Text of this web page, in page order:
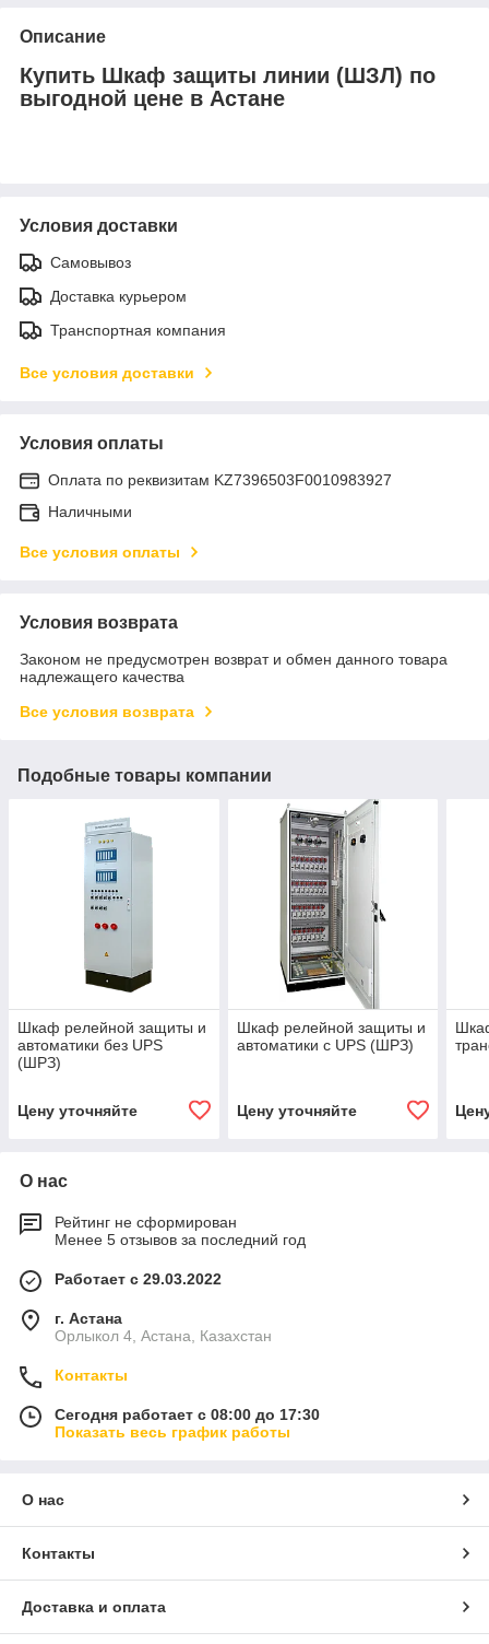
Описание
Купить Шкаф защиты линии (ШЗЛ) по
выгодной цене в Астане
Условия доставки
Самовывоз
Доставка курьером
Транспортная компания
Все условия доставки
Условия оплаты
Оплата по реквизитам KZ7396503F0010983927
Наличными
Все условия оплаты
Условия возврата
Законом не предусмотрен возврат и обмен данного товара
надлежащего качества
Все условия возврата
Подобные товары компании
Шкаф релейной защиты и
автоматики без UPS
(ШРЗ)
Цену уточняйте
Шкаф релейной защиты и
автоматики с UPS (ШРЗ)
Цену уточняйте
О нас
Рейтинг не сформирован
Менее 5 отзывов за последний год
Работает с 29.03.2022
г. Астана
Орлыкол 4, Астана, Казахстан
Контакты
Сегодня работает с 08:00 до 17:30
Показать весь график работы
О нас
Контакты
Доставка и оплата